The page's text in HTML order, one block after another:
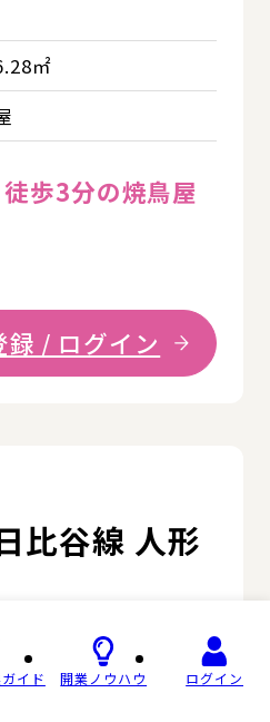
㎡
歩3分の焼鳥屋
録 / ログイン
比谷線 人形
から徒歩2分
詳細
イド 開業ノウハウ ログイン